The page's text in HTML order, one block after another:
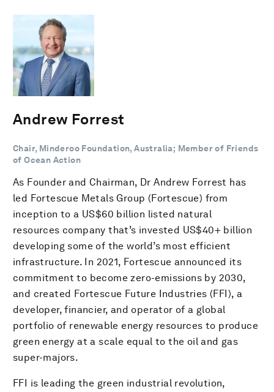
Andrew Forrest
Chair, Minderoo Foundation, Australia; Member of Friends
of Ocean Action
As Founder and Chairman, Dr Andrew Forrest has
led Fortescue Metals Group (Fortescue) from
inception to a US$60 billion listed natural
resources company that’s invested US$40+ billion
developing some of the world’s most efficient
infrastructure. In 2021, Fortescue announced its
commitment to become zero-emissions by 2030,
and created Fortescue Future Industries (FFI), a
developer, financier, and operator of a global
portfolio of renewable energy resources to produce
green energy at a scale equal to the oil and gas
super-majors.
FFI is leading the green industrial revolution,